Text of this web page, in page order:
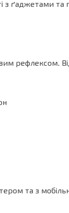
ґаджетами та
рефлексом.
та з